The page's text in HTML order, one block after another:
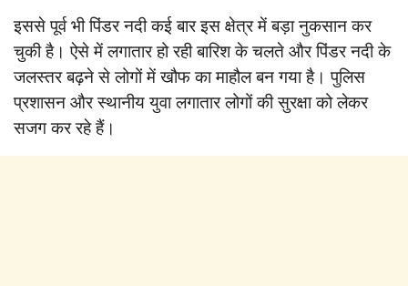
इससे पूर्व भी पिंडर नदी कई बार इस क्षेत्र में बड़ा नुकसान कर
चुकी है। ऐसे में लगातार हो रही बारिश के चलते और पिंडर नदी के
जलस्तर बढ़ने से लोगों में खौफ का माहौल बन गया है। पुलिस
प्रशासन और स्थानीय युवा लगातार लोगों की सुरक्षा को लेकर
सजग कर रहे हैं।